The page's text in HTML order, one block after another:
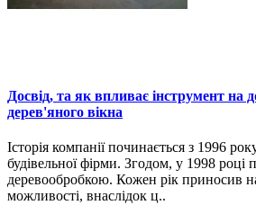
Досвід, та як впливає інструмент на
дерев'яного вікна
Історія компанії починається з 1996
будівельної фірми. Згодом, у 1998 році
деревообробкою. Кожен рік приносив
можливості, внаслідок ц..